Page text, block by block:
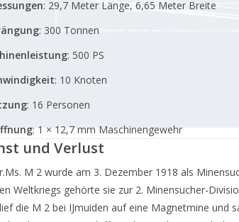
: 29,7 Meter Länge, 6,65 Meter Breite
: 300 Tonnen
: 500 PS
: 10 Knoten
: 16 Personen
: 1 × 12,7 mm Maschinengewehr
und Verlust
M 2 wurde am 3. Dezember 1918 als
Weltkriegs gehörte sie zur 2. Minensucher-
die M 2 bei IJmuiden auf eine Magnetmine und